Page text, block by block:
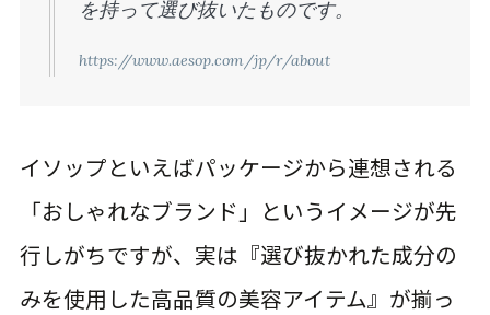
を持って選び抜いたものです。
https://www.aesop.com/jp/r/about
イソップといえばパッケージから連想される
「おしゃれなブランド」というイメージが先
行しがちですが、実は『選び抜かれた成分の
みを使用した高品質の美容アイテム』が揃っ